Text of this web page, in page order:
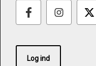
Log ind